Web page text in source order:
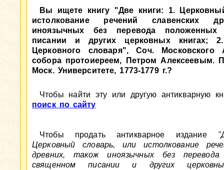
Вы ищете книгу "Две книги: 1.
истолкование речений славенских
иноязычных без перевода
писании и других церковных книгах;
Церковного словаря", Соч. Московского
собора протоиереем, Петром Алексеевым.
Моск. Университете, 1773-1779 г.?
Чтобы найти эту или другую антикварную
поиск по сайту
Чтобы продать антикварное издание
Церковный словарь, или истолкование
древних, також иноязычных без
священном писании и других